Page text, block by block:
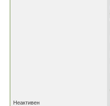
Неактивен